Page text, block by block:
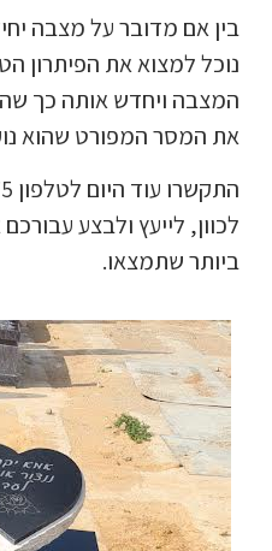
בין אם מדובר על מצבה
נוכל למצוא את הפיתרון
המצבה ויחדש אותה כך
את המסר המפורט שהוא
לכוון, לייעץ ולבצע
ביותר שתמצאו.